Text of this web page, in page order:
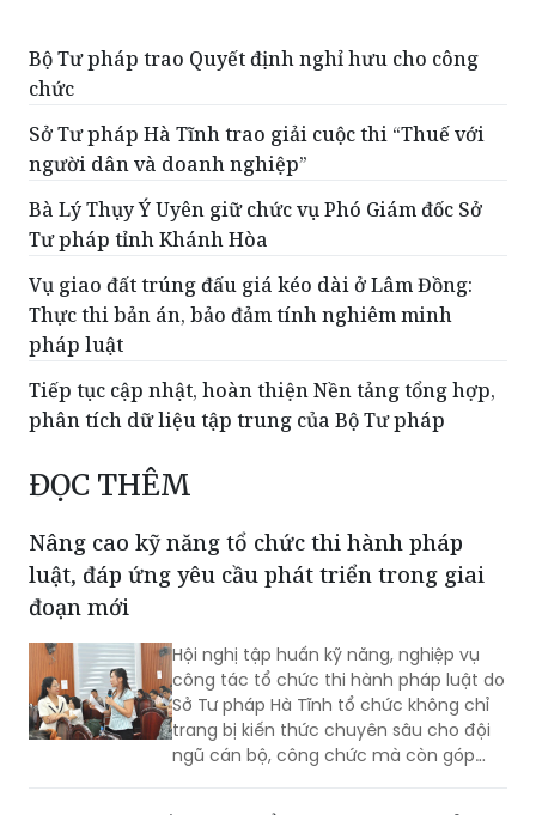
Bộ Tư pháp trao Quyết định nghỉ hưu cho công
chức
Sở Tư pháp Hà Tĩnh trao giải cuộc thi “Thuế với
người dân và doanh nghiệp”
Bà Lý Thụy Ý Uyên giữ chức vụ Phó Giám đốc Sở
Tư pháp tỉnh Khánh Hòa
Vụ giao đất trúng đấu giá kéo dài ở Lâm Đồng:
Thực thi bản án, bảo đảm tính nghiêm minh
pháp luật
Tiếp tục cập nhật, hoàn thiện Nền tảng tổng hợp,
phân tích dữ liệu tập trung của Bộ Tư pháp
ĐỌC THÊM
Nâng cao kỹ năng tổ chức thi hành pháp
luật, đáp ứng yêu cầu phát triển trong giai
đoạn mới
Hội nghị tập huấn kỹ năng, nghiệp vụ
công tác tổ chức thi hành pháp luật do
Sở Tư pháp Hà Tĩnh tổ chức không chỉ
trang bị kiến thức chuyên sâu cho đội
ngũ cán bộ, công chức mà còn góp